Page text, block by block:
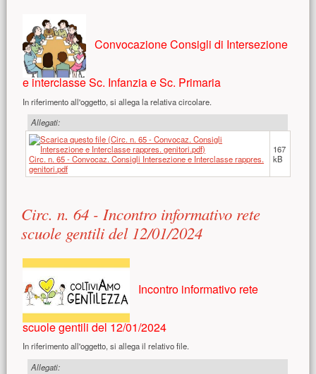
Convocazione Consigli di Intersezione
e interclasse Sc. Infanzia e Sc. Primaria
In riferimento all'oggetto, si allega la relativa circolare.
Allegati:
Circ. n. 65 - Convocaz. Consigli Intersezione e Interclasse rappres.
genitori.pdf
167
kB
Circ. n. 64 - Incontro informativo rete
scuole gentili del 12/01/2024
Incontro informativo rete
scuole gentili del 12/01/2024
In riferimento all'oggetto, si allega il relativo file.
Allegati: